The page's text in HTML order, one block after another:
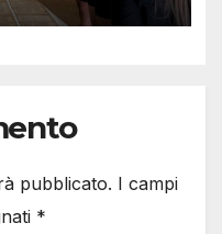
pubblicato. I campi
*